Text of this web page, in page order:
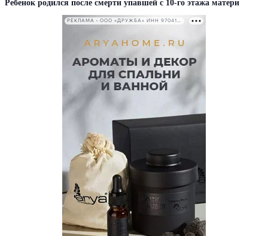
Ребенок родился после смерти упавшей с 10-го этажа матери
РЕКЛАМА • ООО «ДРУЖБА» ИНН 9704146411